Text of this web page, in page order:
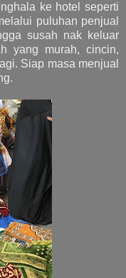
ke hotel seperti
puluhan penjual
susah nak keluar
yang murah, cincin,
Siap masa menjual